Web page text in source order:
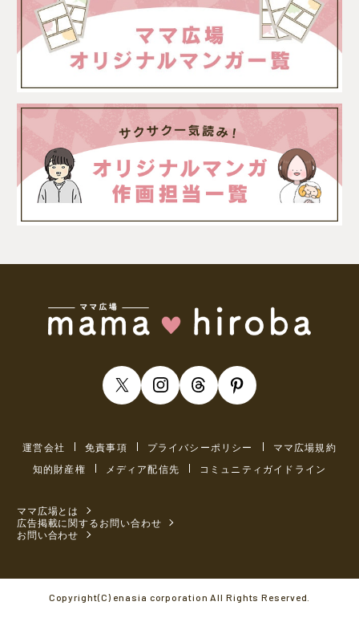
運営会社 免責事項 プライバシーポリシー
ママ広場規約
知的財産権
メディア配信先 コミュニティガイドライン
ママ広場とは
広告掲載に関するお問い合わせ
お問い合わせ
Copyright(C) enasia corporation All Rights Reserved.